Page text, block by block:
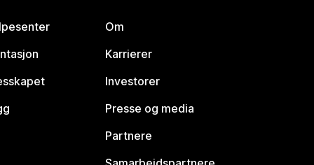
Om
Karrierer
Investorer
Presse og media
Partnere